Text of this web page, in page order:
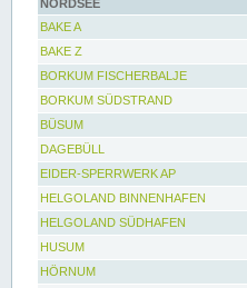
NORDSEE
BAKE A
BAKE Z
BORKUM FISCHERBALJE
BORKUM SÜDSTRAND
BÜSUM
DAGEBÜLL
EIDER-SPERRWERK AP
HELGOLAND BINNENHAFEN
HELGOLAND SÜDHAFEN
HUSUM
HÖRNUM